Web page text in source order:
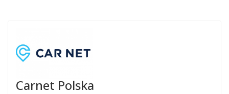
Carnet Polska